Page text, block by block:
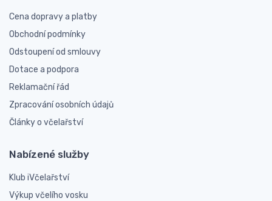
Cena dopravy a platby
Obchodní podmínky
Odstoupení od smlouvy
Dotace a podpora
Reklamační řád
Zpracování osobních údajů
Články o včelařství
Nabízené služby
Klub iVčelařství
Výkup včelího vosku